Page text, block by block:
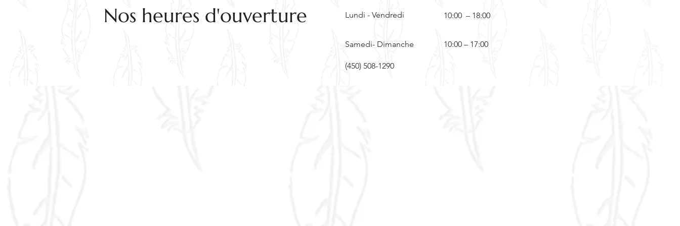
Nos heures d'ouverture Lundi - Vendredi 10:00 – 18:00
Samedi- Dimanche 10:00 – 17:00
(450) 508-1290